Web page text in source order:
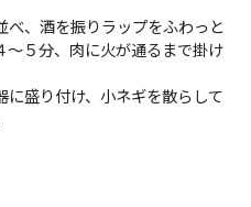
、酒を振りラップをふわっと
～５分、肉に火が通るまで掛け
に盛り付け、小ネギを散らして